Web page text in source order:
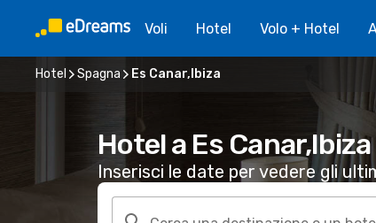
Voli Hotel Volo + Hotel
Hotel Spagna Es Canar,Ibiza
Hotel a Es Canar,Ibiza
Inserisci le date per vedere gli